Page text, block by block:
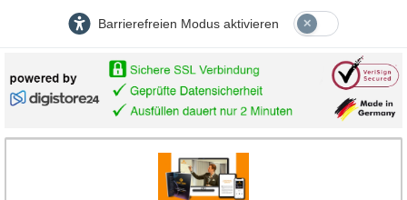
Barrierefreien Modus aktivieren